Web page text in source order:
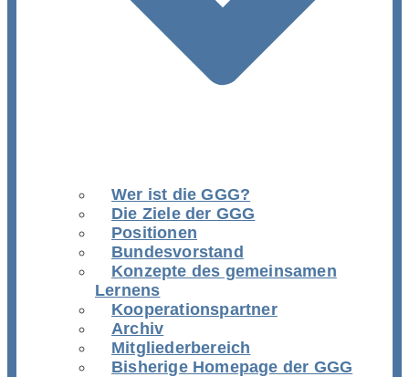
Wer ist die GGG?
Die Ziele der GGG
Positionen
Bundesvorstand
Konzepte des gemeinsamen
Lernens
Kooperationspartner
Archiv
Mitgliederbereich
Bisherige Homepage der GGG